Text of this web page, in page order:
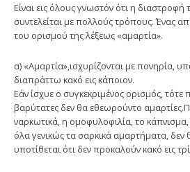
Είναι εις όλους γνωστόν ότι η
συντελείται με πολλούς τρόπους. Ένας
του ορισμού της λέξεως «αμαρτία».
α) «Αμαρτία»,ισχυρίζονται με πονηρία,
διαπράττω κακό εις κάποιον.
Εάν ίσχυε ο συγκεκριμένος ορισμός,
βαρύτατες δεν θα εθεωρούντο
ναρκωτικά, η ομοφυλοφιλία, το
όλα γενικώς τα σαρκικά αμαρτήματα, δεν
υποτίθεται ότι δεν προκαλούν κακό εις